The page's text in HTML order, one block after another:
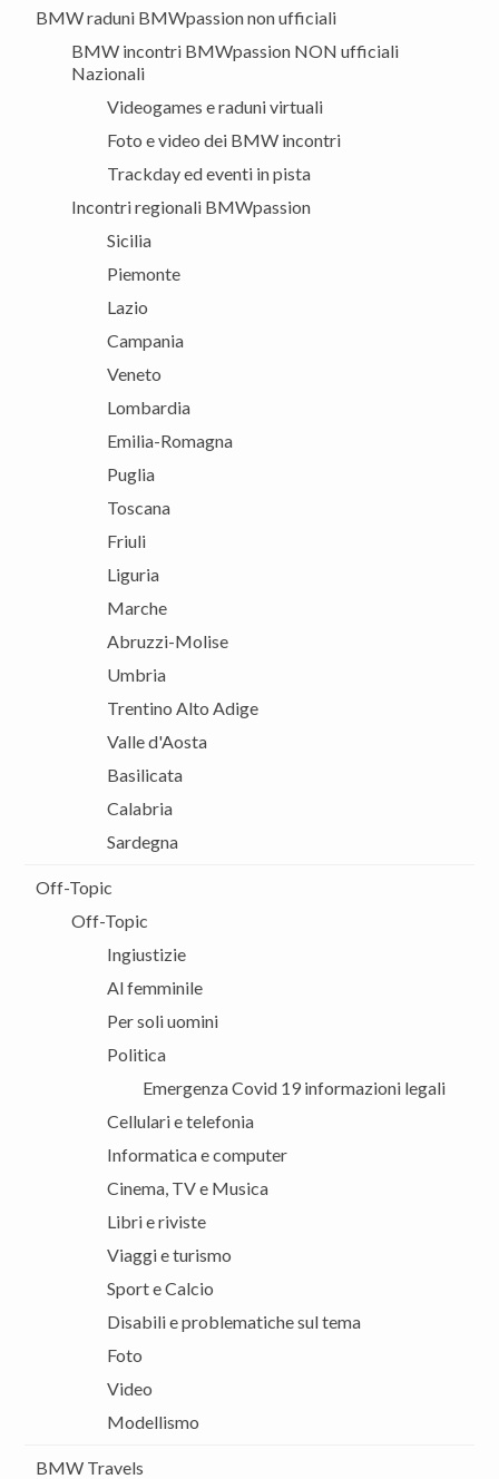
BMW raduni BMWpassion non ufficiali
BMW incontri BMWpassion NON ufficiali
Nazionali
Videogames e raduni virtuali
Foto e video dei BMW incontri
Trackday ed eventi in pista
Incontri regionali BMWpassion
Sicilia
Piemonte
Lazio
Campania
Veneto
Lombardia
Emilia-Romagna
Puglia
Toscana
Friuli
Liguria
Marche
Abruzzi-Molise
Umbria
Trentino Alto Adige
Valle d'Aosta
Basilicata
Calabria
Sardegna
Off-Topic
Off-Topic
Ingiustizie
Al femminile
Per soli uomini
Politica
Emergenza Covid 19 informazioni legali
Cellulari e telefonia
Informatica e computer
Cinema, TV e Musica
Libri e riviste
Viaggi e turismo
Sport e Calcio
Disabili e problematiche sul tema
Foto
Video
Modellismo
BMW Travels